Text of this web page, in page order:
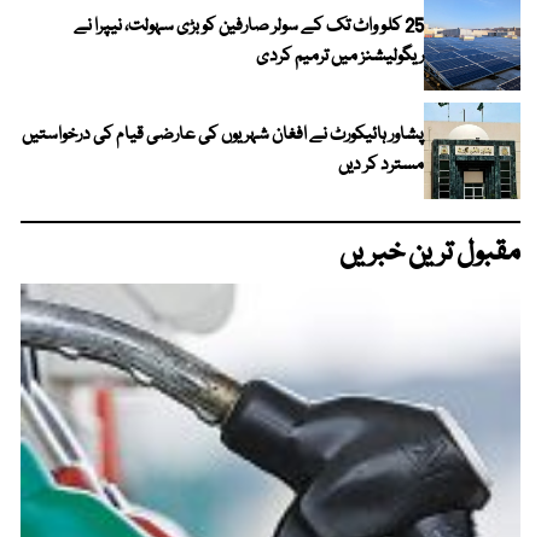
25 کلو واٹ تک کے سولر صارفین کو بڑی سہولت، نیپرا نے
ریگولیشنز میں ترمیم کردی
پشاور ہائیکورٹ نے افغان شہریوں کی عارضی قیام کی درخواستیں
مسترد کر دیں
مقبول ترین خبریں